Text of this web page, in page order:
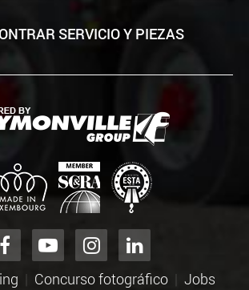
SERVICIO Y PIEZAS
Concurso fotográfico Jobs